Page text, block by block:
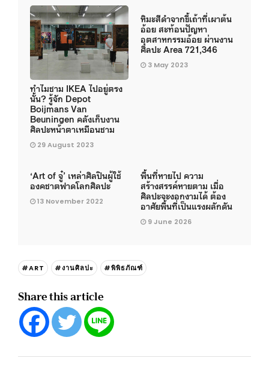
ทำไมชาม IKEA ไปอยู่ตรง
นั้น? รู้จัก Depot
Boijmans Van
Beuningen คลังเก็บงาน
ศิลปะหน้าตาเหมือนชาม
29 August 2023
หิมะสีดำจากขี้เถ้าที่เผาต้น
อ้อย สะท้อนปัญหา
อุตสาหกรรมอ้อย ผ่านงาน
ศิลปะ Area 721,346
3 May 2023
‘Art of จู๋’ เหล่าศิลปินผู้ใช้
องคชาตฟาดโลกศิลปะ
13 November 2022
พื้นที่หายไป ความ
สร้างสรรค์หายตาม เมื่อ
ศิลปะจะงอกงามได้ ต้อง
อาศัยพื้นที่เป็นแรงผลักดัน
9 June 2026
#ART #งานศิลปะ #พิพิธภัณฑ์
Share this article